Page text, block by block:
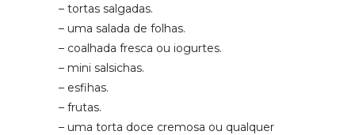
– tortas salgadas.
– uma salada de folhas.
– coalhada fresca ou iogurtes.
– mini salsichas.
– esfihas.
– frutas.
– uma torta doce cremosa ou qualquer